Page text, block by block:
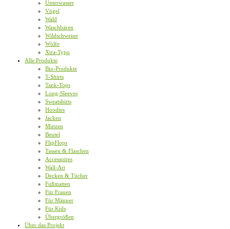
Unterwasser
Vögel
Wald
Waschbären
Wildschweine
Wölfe
Xtra-Typo
Alle Produkte
Bio-Produkte
T-Shirts
Tank-Tops
Long-Sleeves
Sweatshirts
Hoodies
Jacken
Mützen
Beutel
FlipFlops
Tassen & Flaschen
Accessoires
Wall-Art
Decken & Tücher
Fußmatten
Für Frauen
Für Männer
Für Kids
Übergrößen
Über das Projekt